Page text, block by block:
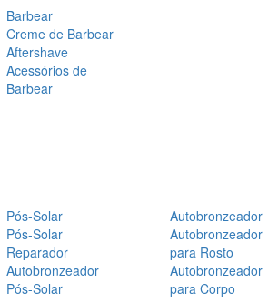
Barbear
Creme de Barbear
Aftershave
Acessórios de
Barbear
Pós-Solar
Pós-Solar
Reparador
Autobronzeador
Pós-Solar
Autobronzeador
Autobronzeador
para Rosto
Autobronzeador
para Corpo